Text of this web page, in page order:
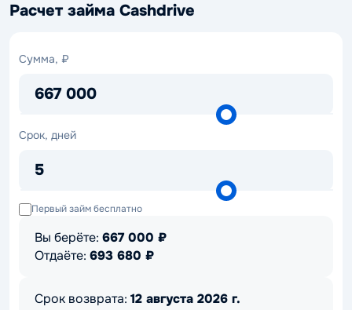
Расчет займа Cashdrive
Сумма, ₽
667 000
Сумма,
Срок, дней
5
Срок,
Первый займ бесплатно
Вы берёте: 667 000 ₽
Отдаёте: 693 680 ₽
Срок возврата: 12 августа 2026 г.